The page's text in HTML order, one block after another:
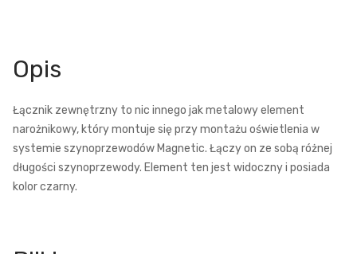
Opis
Łącznik zewnętrzny to nic innego jak metalowy element
narożnikowy, który montuje się przy montażu oświetlenia w
systemie szynoprzewodów Magnetic. Łączy on ze sobą różnej
długości szynoprzewody. Element ten jest widoczny i posiada
kolor czarny.